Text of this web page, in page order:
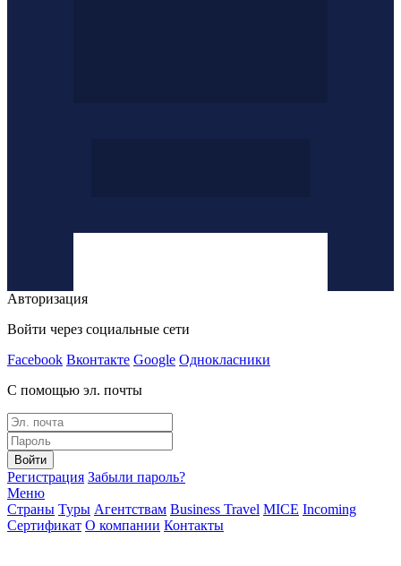
Авторизация
Войти через социальные сети
Facebook Вконтакте Google Однокласники
С помощью эл. почты
Войти
Регистрация Забыли пароль?
Меню
Страны Туры Агентствам Business Travel MICE Incoming
Сертификат О компании Контакты